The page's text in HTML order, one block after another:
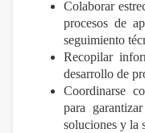
Colaborar
procesos de
seguimiento
Recopilar
desarrollo de
Coordinarse
para
soluciones y la